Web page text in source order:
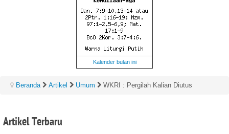
Kalender bulan ini
Beranda Artikel Umum WKRI : Pergilah Kalian Diutus
ArtikelTerbaru